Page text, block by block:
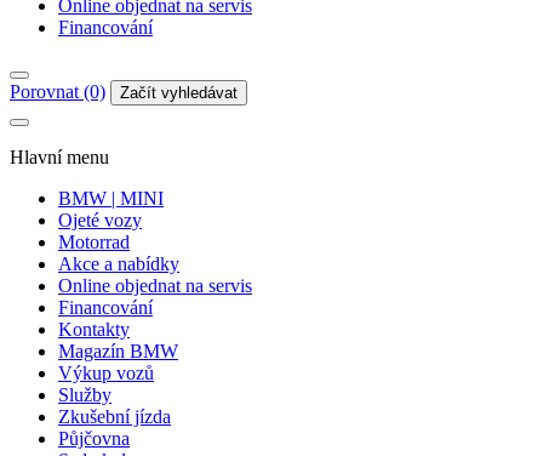
Online objednat na servis
Financování
Porovnat (0) Začít vyhledávat
Hlavní menu
BMW | MINI
Ojeté vozy
Motorrad
Akce a nabídky
Online objednat na servis
Financování
Kontakty
Magazín BMW
Výkup vozů
Služby
Zkušební jízda
Půjčovna